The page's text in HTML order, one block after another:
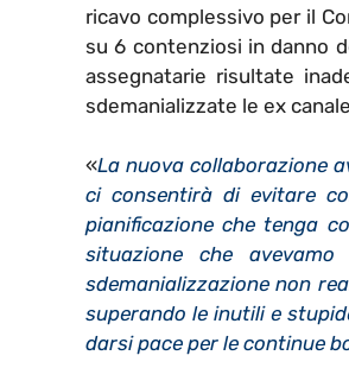
ricavo complessivo per il
su 6 contenziosi in danno
assegnatarie risultate
sdemanializzate le ex
«La nuova collaborazione
ci consentirà di evitare
pianificazione che tenga
situazione che
sdemanializzazione non
superando le inutili e
darsi pace per le continue